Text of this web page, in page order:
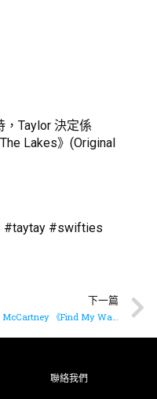
Taylor 決定係
Lakes》(Original
#taytay #swifties
下一篇
Paul McCartney 《Find My Way》(feat. Beck) 已經推出??✨
聯絡我們